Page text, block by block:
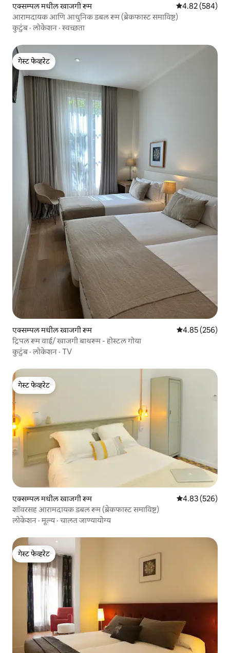
एक्सम्पल मधील खाजगी रूम 5 पैकी 4.82
4.82 (584)
आरामदायक आणि आधुनिक डबल रूम (ब्रेकफास्ट समाविष्ट)
कुटुंब·लोकेशन ·स्वच्छता
गेस्ट फेव्हरेट
गेस्ट फेव्हरेट
एक्सम्पल मधील खाजगी रूम 5 पैकी 4.85
4.85 (256)
ट्रिपल रूम वाई/ खाजगी बाथरूम - होस्टल गोया
कुटुंब·लोकेशन · TV
गेस्ट फेव्हरेट
गेस्ट फेव्हरेट
एक्सम्पल मधील खाजगी रूम 5 पैकी 4.83
4.83 (526)
शॉवरसह आरामदायक डबल रूम (ब्रेकफास्ट समाविष्ट)
लोकेशन ·मूल्य·चालत जाण्यायोग्य
गेस्ट फेव्हरेट
गेस्ट फेव्हरेट